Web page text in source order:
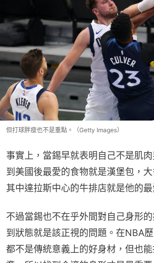
但打球胖瘦也不是重點。（Getty Images）
事實上，當錫早就表明自己不是肌肉
到美國後最愛的食物就是漢堡包，大
其中達拉斯中心的牛排店就是他的最
不過當錫也不在乎外間對自己身形
到狀態就是該正視的問題。在NBA
都不是傳統意義上的好身材，但也